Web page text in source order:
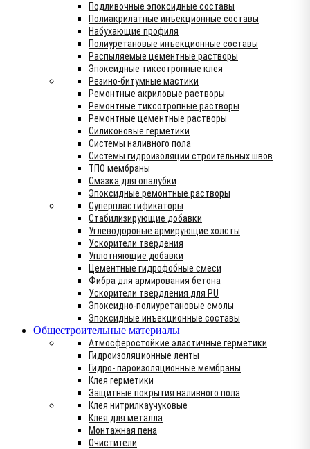
Подливочные эпоксидные составы
Полиакрилатные инъекционные составы
Набухающие профиля
Полиуретановые инъекционные составы
Распыляемые цементные растворы
Эпоксидные тиксотропные клея
Резино-битумные мастики
Ремонтные акриловые растворы
Ремонтные тиксотропные растворы
Ремонтные цементные растворы
Силиконовые герметики
Системы наливного пола
Системы гидроизоляции строительных швов
ТПО мембраны
Смазка для опалубки
Эпоксидные ремонтные растворы
Суперпластификаторы
Стабилизирующие добавки
Углеводороные армирующие холсты
Ускорители твердения
Уплотняющие добавки
Цементные гидрофобные смеси
Фибра для армирования бетона
Ускорители твердления для PU
Эпоксидно-полиуретановые смолы
Эпоксидные инъекционные составы
Общестроительные материалы
Атмосферостойкие эластичные герметики
Гидроизоляционные ленты
Гидро- пароизоляционные мембраны
Клея герметики
Защитные покрытия наливного пола
Клея нитрилкаучуковые
Клея для металла
Монтажная пена
Очистители